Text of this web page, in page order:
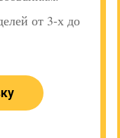
от 3-х до